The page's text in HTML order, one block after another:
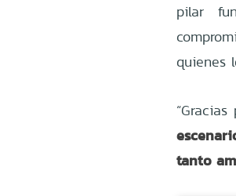
pilar
quienes
tanto